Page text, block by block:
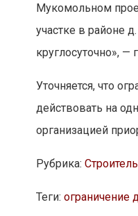
Мукомольном
участке в районе
круглосуточно», —
Уточняется, что
действовать на
организацией
Рубрика:
Теги: ограничение